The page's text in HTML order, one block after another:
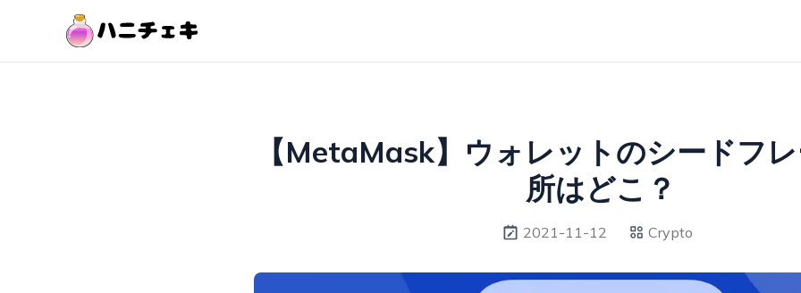
【MetaMask】ウォレットのシードフ
所はどこ？
2021-11-12 Crypto